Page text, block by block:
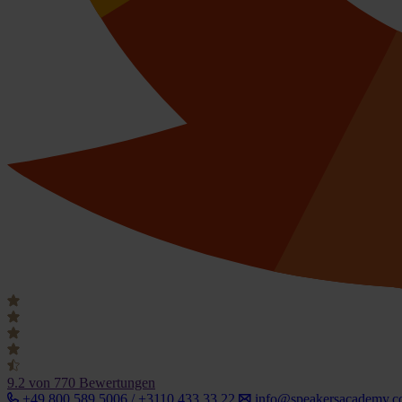
9.2 von 770 Bewertungen
+49 800 589 5006 / +3110 433 33 22